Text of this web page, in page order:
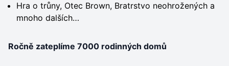
Hra o trůny, Otec Brown, Bratrstvo neohrožených a
mnoho dalších…
Ročně zateplíme 7000 rodinných domů